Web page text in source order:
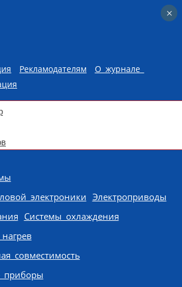
Рекламодателям
О журнале
электроники Электроприводы
Системы охлаждения
совместимость
приборы
×
×